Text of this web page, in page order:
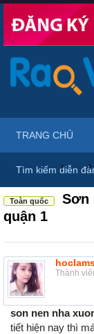
Diễn đàn ...
Toàn quốc
Sơn
quận 1
Thành
son nen nha
tiết hiện nay thì
TRANG CHỦ
Tìm kiếm diễn